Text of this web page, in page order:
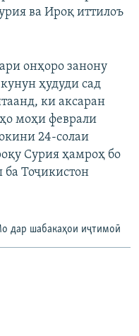
ва Ироқ иттилоъ
онҳоро занону
ҳудуди сад
ки аксаран
моҳи феврали
24-солаи
Сурия ҳамроҳ бо
ба Тоҷикистон
дар шабакаҳои иҷтимоӣ